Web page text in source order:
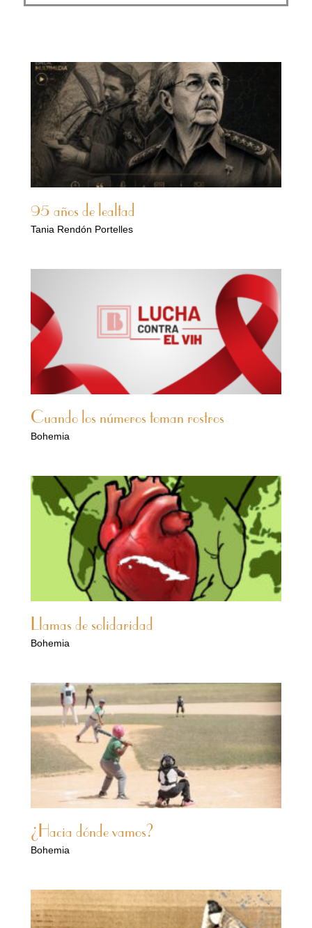
95 años de lealtad
Tania Rendón Portelles
Cuando los números toman rostros
Bohemia
Llamas de solidaridad
Bohemia
¿Hacia dónde vamos?
Bohemia